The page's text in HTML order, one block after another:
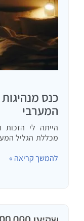
כנס
המערבי
הייתה לי הזכות
מכללת הגליל
המכונה(אגב,
להמשך קריאה »